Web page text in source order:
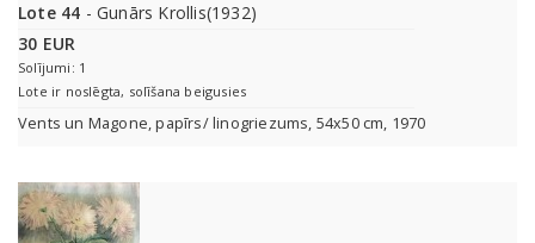
Lote 44 - Gunārs Krollis(1932)
30 EUR
Solījumi: 1
Lote ir noslēgta, solīšana beigusies
Vents un Magone, papīrs/ linogriezums, 54x50 cm, 1970